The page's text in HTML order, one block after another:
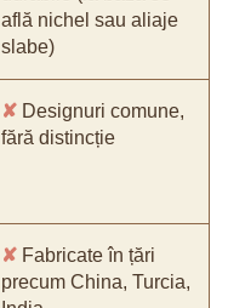
află nichel sau aliaje
slabe)
✘ Designuri comune,
fără distincție
✘ Fabricate în țări
precum China, Turcia,